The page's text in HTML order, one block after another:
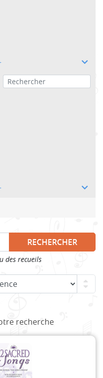
RECHERCHER
des recueils
recherche